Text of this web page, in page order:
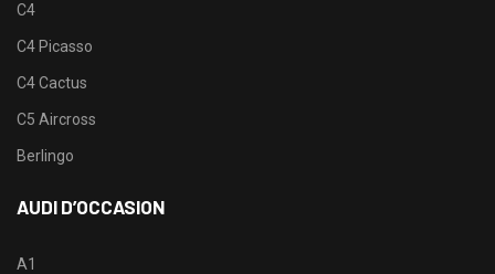
C4
C4 Picasso
C4 Cactus
C5 Aircross
Berlingo
AUDI D’OCCASION
A1